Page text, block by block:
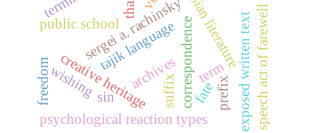
russian literature
sergei a. rachinsky
public school correspondence
creative heritagearchives exposed written text
psychological reaction types
tajik language term
suffix prefix speech act of farewell
wishing fate
sin
freedom